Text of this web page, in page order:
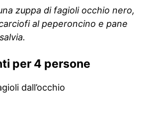
zuppa di fagioli occhio nero,
al peperoncino e pane
per 4 persone
dall’occhio